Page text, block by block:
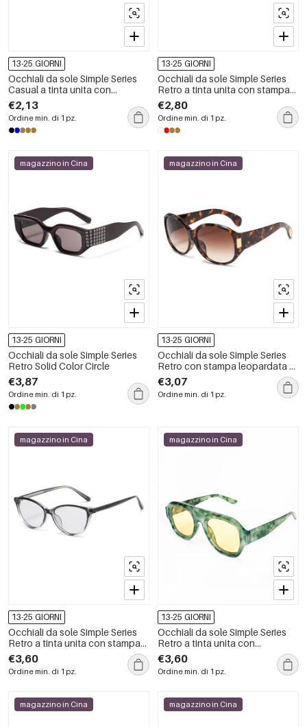
13-25 GIORNI
Occhiali da sole Simple Series
Casual a tinta unita con
sfumatura di colore
€2,13
Ordine min. di 1 pz.
13-25 GIORNI
Occhiali da sole Simple Series
Retro a tinta unita con stampa
leopardata sfumata
€2,80
Ordine min. di 1 pz.
magazzino in Cina
13-25 GIORNI
Occhiali da sole Simple Series
Retro Solid Color Circle
€3,87
Ordine min. di 1 pz.
magazzino in Cina
13-25 GIORNI
Occhiali da sole Simple Series
Retro con stampa leopardata a
tinta unita e sfumatura di colore.
€3,07
Ordine min. di 1 pz.
magazzino in Cina
13-25 GIORNI
Occhiali da sole Simple Series
Retro a tinta unita con stampa
leopardata sfumata
€3,60
Ordine min. di 1 pz.
magazzino in Cina
13-25 GIORNI
Occhiali da sole Simple Series
Retro a tinta unita con
sfumatura di colore
€3,60
Ordine min. di 1 pz.
magazzino in Cina magazzino in Cina